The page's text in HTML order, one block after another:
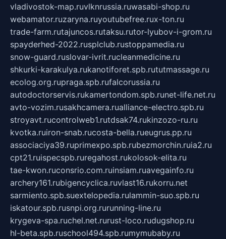
vladivostok-map.ruvlknrussia.ruwasabi-shop.ru
webamator.ruzaryna.ruyoutubefree.rux-ton.ru
trade-farm.rutajuncos.rutaksu.rutor-lyubov-i-grom.ru
spayderhed-2022.rusplclub.rustoppamedia.ru
snow-guard.ruslovar-ivrit.rucleanmedicine.ru
shkurki-karakulya.rukanotiforet.spb.rututmassage.ru
ecolog.org.rupraga.spb.rufalcorussia.ru
autodoctorservis.rukamertondom.spb.runet-life.net.ru
avto-vozim.rusakhcamera.rualliance-electro.spb.ru
stroyavt.rucontrolweb1.rutdsak74.rukinzozo-ru.ru
kvotka.ruiron-snab.rucosta-bella.rueugrus.pp.ru
associaciya39.ruprimexpo.spb.rubezmorchin.ruia2.ru
cpt21.ruispecspb.ruregahost.rukolosok-elita.ru
tae-kwon.ruconsrio.com.ruinsiam.ruavegainfo.ru
archery161.rubigencyclica.ruvlast16.rukorru.net
sarmiento.spb.suextelopedia.rulammin-suo.spb.ru
iskatour.spb.rusnpi.org.rurunning-line.ru
krygeva-spa.ruchel.net.rurust-loco.rudugshop.ru
hl-beta.spb.ruschool494.spb.rumymubaby.ru